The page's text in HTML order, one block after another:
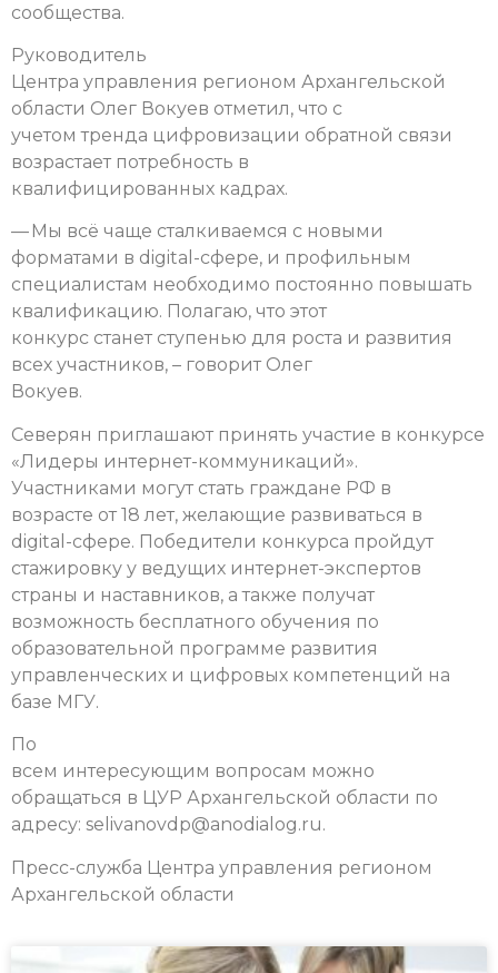
сообщества.
Руководитель
Центра управления регионом Архангельской
области Олег Вокуев отметил, что с
учетом тренда цифровизации обратной связи
возрастает потребность в
квалифицированных кадрах.
— Мы всё чаще сталкиваемся с новыми
форматами в digital-сфере, и профильным
специалистам необходимо постоянно повышать
квалификацию. Полагаю, что этот
конкурс станет ступенью для роста и развития
всех участников, – говорит Олег
Вокуев.
Северян приглашают принять участие в конкурсе
«Лидеры интернет-коммуникаций».
Участниками могут стать граждане РФ в
возрасте от 18 лет, желающие развиваться в
digital-сфере. Победители конкурса пройдут
стажировку у ведущих интернет-экспертов
страны и наставников, а также получат
возможность бесплатного обучения по
образовательной программе развития
управленческих и цифровых компетенций на
базе МГУ.
По
всем интересующим вопросам можно
обращаться в ЦУР Архангельской области по
адресу: selivanovdp@anodialog.ru.
Пресс-служба Центра управления регионом
Архангельской области